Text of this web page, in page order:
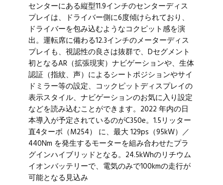
センターにある縦型11.9インチのセンターディス
プレイは、ドライバー側に6度傾けられており、
ドライバーを包み込むようなコクピット感を演
出。運転席に備わる12.3インチのメーターディス
プレイも、視認性の良さは抜群で、Dセグメント
初となるAR（拡張現実）ナビゲーションや、生体
認証（指紋、声）によるシートポジションやサイ
ドミラー等の設定、コックピットディスプレイの
表示スタイル、ナビゲーションのお気に入り設定
などを読み込むことができます。 2022 年内の日
本導入が予定されているのがC350e。1.5リッター
直4ターボ（M254） に、最大 129ps（95kW）／
440Nm を発生するモーターを組み合わせたプラ
グインハイブリッドとなる。24.5kWhのリチウム
イオンバッテリーで、電気のみで100kmの走行が
可能となる見込み